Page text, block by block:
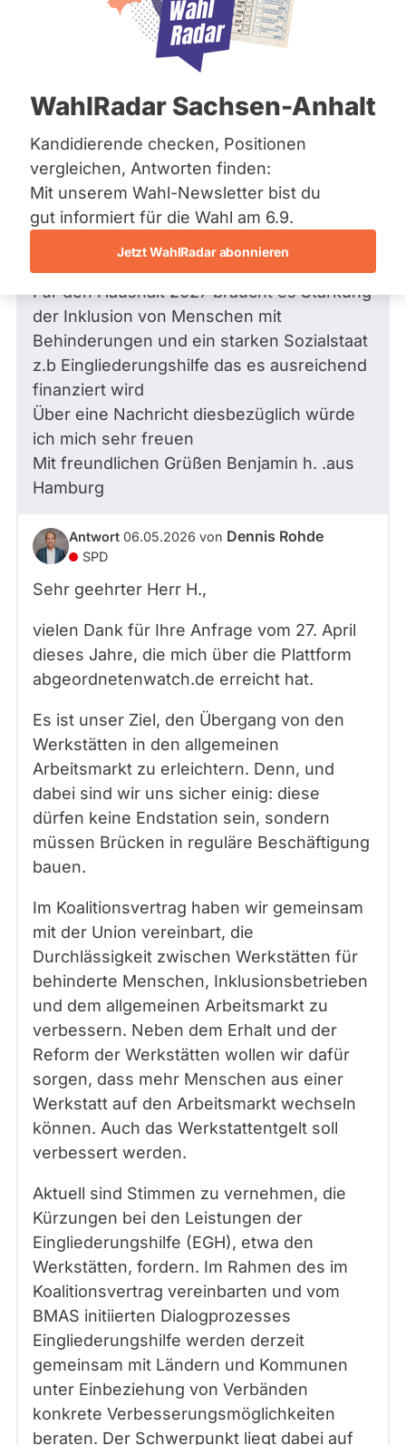
Bremen
Hamburg
Mecklenburg-Vorpommern
Nordrhein-Westfalen
Saarland
Sachsen
Sachsen-Anhalt
Sachsen-Anhalt
Schleswig-Holstein
Thüringen
Archiv
Über uns
Spenden
WahlRadar Sachsen-Anhalt
Kandidierende checken, Positionen
vergleichen, Antworten finden:
Mit unserem Wahl-Newsletter bist du
gut informiert für die Wahl am 6.9.
Jetzt WahlRadar abonnieren
27.04.2026
Was plant die Regierung in Rahmen der
Werkstätten Reform
Sehr geehrter Herr Rohde in Rahmen der
Werkstätten bedarf es dringend einer
Reform die erste Verbesserung des
Entgelts bessere Übergänge von der
Werkstatt auf dem 1 Arbeitsmarkt leichter
Für den Haushalt 2027 braucht es Stärkung
der Inklusion von Menschen mit
Behinderungen und ein starken Sozialstaat
z.b Eingliederungshilfe das es ausreichend
finanziert wird
Über eine Nachricht diesbezüglich würde
ich mich sehr freuen
Mit freundlichen Grüßen Benjamin h. .aus
Hamburg
Antwort 06.05.2026 von Dennis Rohde
SPD
Sehr geehrter Herr H.,
vielen Dank für Ihre Anfrage vom 27. April
dieses Jahre, die mich über die Plattform
abgeordnetenwatch.de erreicht hat.
Es ist unser Ziel, den Übergang von den
Werkstätten in den allgemeinen
Arbeitsmarkt zu erleichtern. Denn, und
dabei sind wir uns sicher einig: diese
dürfen keine Endstation sein, sondern
müssen Brücken in reguläre Beschäftigung
bauen.
Im Koalitionsvertrag haben wir gemeinsam
mit der Union vereinbart, die
Durchlässigkeit zwischen Werkstätten für
behinderte Menschen, Inklusionsbetrieben
und dem allgemeinen Arbeitsmarkt zu
verbessern. Neben dem Erhalt und der
Reform der Werkstätten wollen wir dafür
sorgen, dass mehr Menschen aus einer
Werkstatt auf den Arbeitsmarkt wechseln
können. Auch das Werkstattentgelt soll
verbessert werden.
Aktuell sind Stimmen zu vernehmen, die
Kürzungen bei den Leistungen der
Eingliederungshilfe (EGH), etwa den
Werkstätten, fordern. Im Rahmen des im
Koalitionsvertrag vereinbarten und vom
BMAS initiierten Dialogprozesses
Eingliederungshilfe werden derzeit
gemeinsam mit Ländern und Kommunen
unter Einbeziehung von Verbänden
konkrete Verbesserungsmöglichkeiten
beraten. Der Schwerpunkt liegt dabei auf